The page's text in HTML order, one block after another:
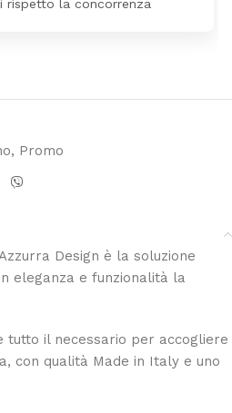
rispetto la concorrenza
, Promo
Design è la soluzione
eleganza e funzionalità la
tutto il necessario per accogliere
con qualità Made in Italy e uno